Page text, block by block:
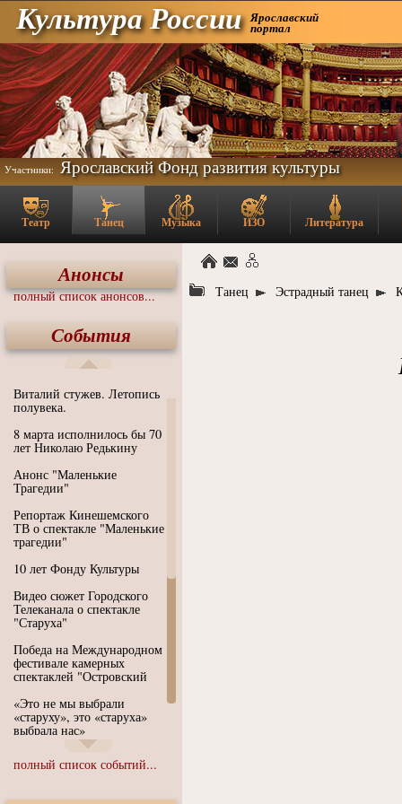
Культура России Ярославский
портал
Участники: Ярославский Фонд развития культуры
Театр Танец Музыка ИЗО Литература
Анонсы
полный список анонсов...
События
Виталий стужев. Летопись
полувека.
8 марта исполнилось бы 70
лет Николаю Редькину
Анонс "Маленькие
Трагедии"
Репортаж Кинешемского
ТВ о спектакле "Маленькие
трагедии"
10 лет Фонду Культуры
Видео сюжет Городского
Телеканала о спектакле
"Старуха"
Победа на Международном
фестивале камерных
спектаклей "Островский
«Это не мы выбрали
«старуху», это «старуха»
выбрала нас»
Иммерсивный спектакль
"Язык чистого полета
полный список событий...
Танец Эстрадный танец